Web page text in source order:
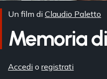
Un film diClaudio Paletto
Memoria
Accedi oregistrati